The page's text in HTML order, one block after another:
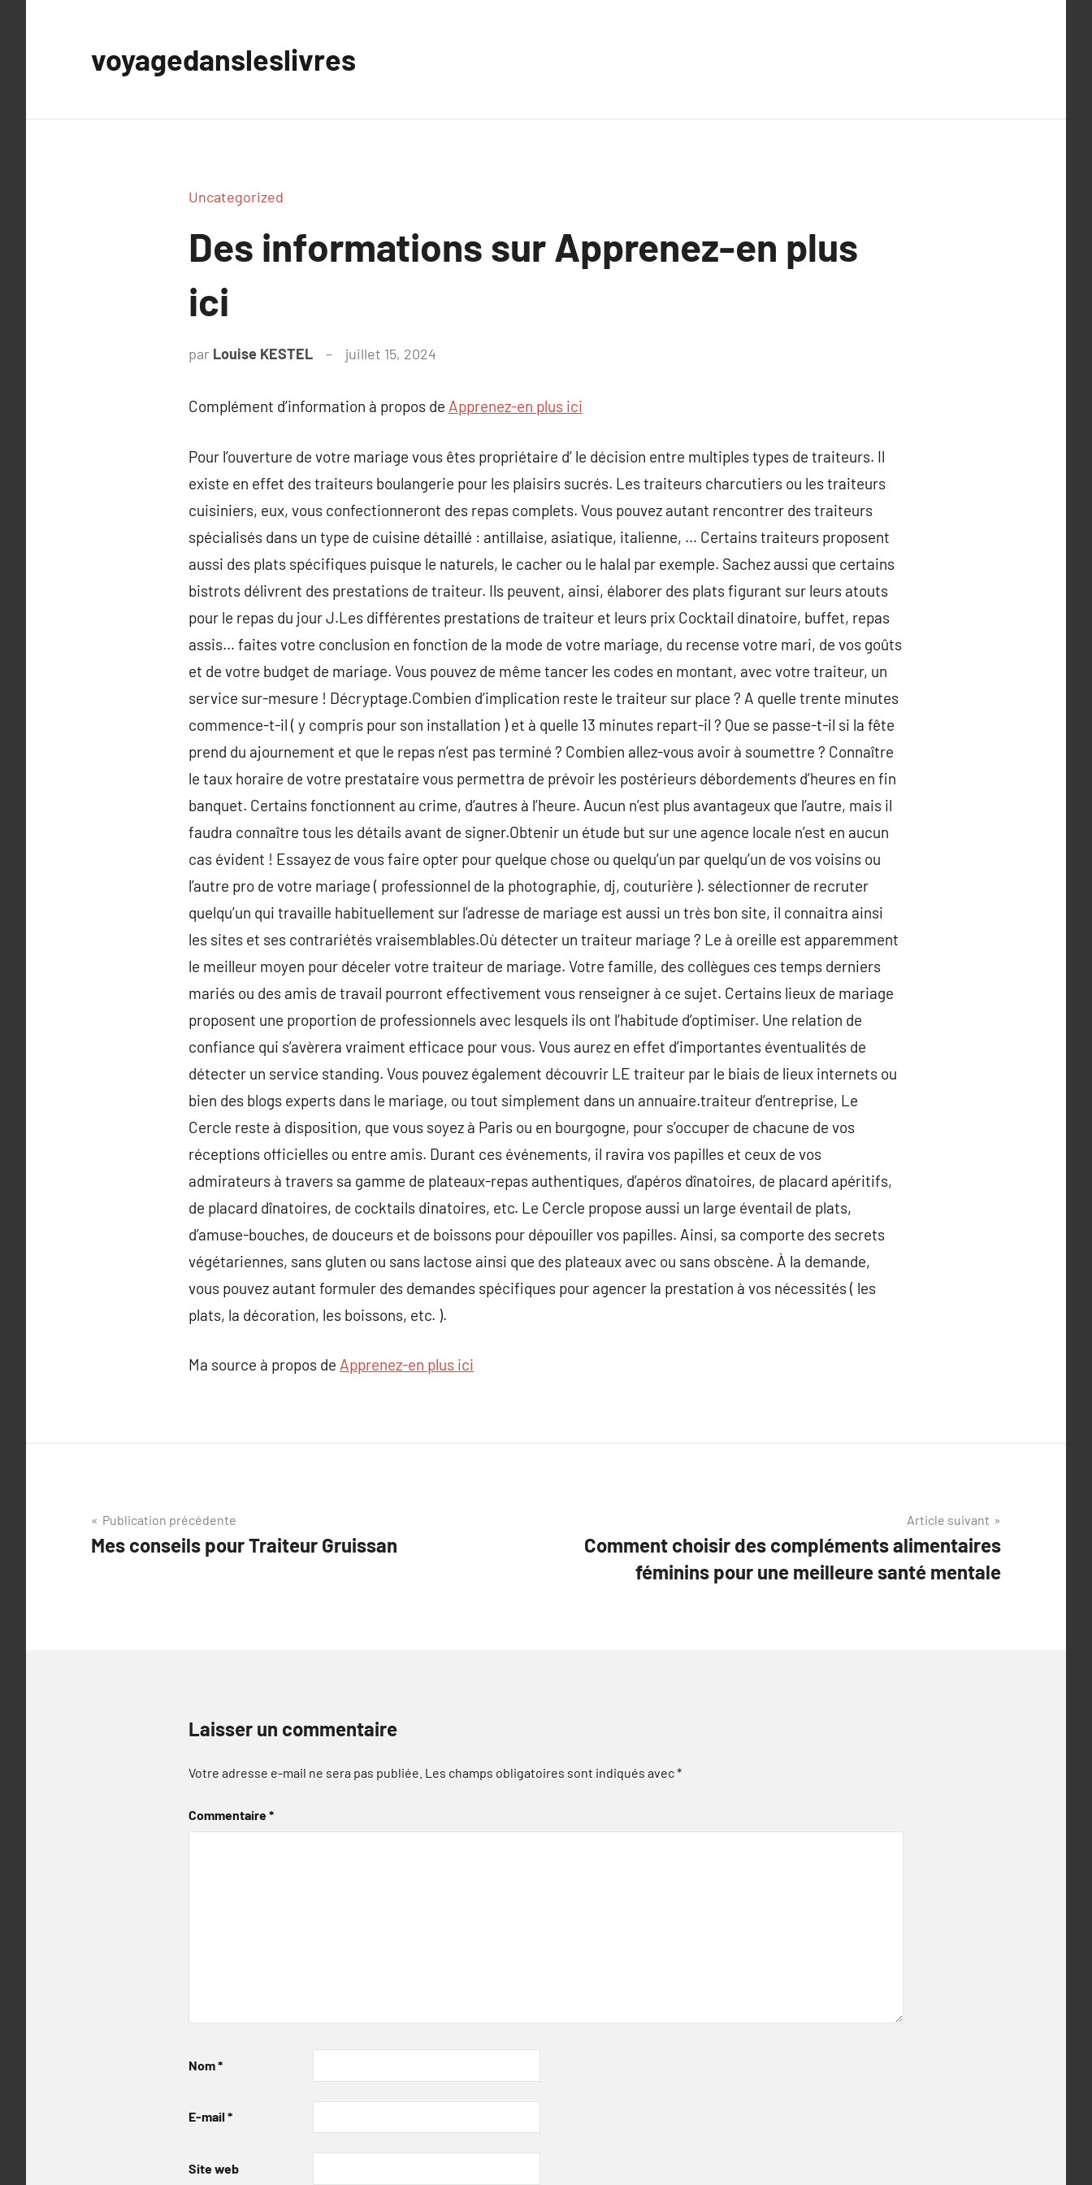
voyagedansleslivres
Uncategorized
Des informations sur Apprenez-en plus
ici
par Louise KESTEL juillet 15, 2024
Complément d’information à propos de Apprenez-en plus ici
Pour l’ouverture de votre mariage vous êtes propriétaire d’ le décision entre multiples types de traiteurs. Il
existe en effet des traiteurs boulangerie pour les plaisirs sucrés. Les traiteurs charcutiers ou les traiteurs
cuisiniers, eux, vous confectionneront des repas complets. Vous pouvez autant rencontrer des traiteurs
spécialisés dans un type de cuisine détaillé : antillaise, asiatique, italienne, … Certains traiteurs proposent
aussi des plats spécifiques puisque le naturels, le cacher ou le halal par exemple. Sachez aussi que certains
bistrots délivrent des prestations de traiteur. Ils peuvent, ainsi, élaborer des plats figurant sur leurs atouts
pour le repas du jour J.Les différentes prestations de traiteur et leurs prix Cocktail dinatoire, buffet, repas
assis… faites votre conclusion en fonction de la mode de votre mariage, du recense votre mari, de vos goûts
et de votre budget de mariage. Vous pouvez de même tancer les codes en montant, avec votre traiteur, un
service sur-mesure ! Décryptage.Combien d’implication reste le traiteur sur place ? A quelle trente minutes
commence-t-il ( y compris pour son installation ) et à quelle 13 minutes repart-il ? Que se passe-t-il si la fête
prend du ajournement et que le repas n’est pas terminé ? Combien allez-vous avoir à soumettre ? Connaître
le taux horaire de votre prestataire vous permettra de prévoir les postérieurs débordements d’heures en fin
banquet. Certains fonctionnent au crime, d’autres à l’heure. Aucun n’est plus avantageux que l’autre, mais il
faudra connaître tous les détails avant de signer.Obtenir un étude but sur une agence locale n’est en aucun
cas évident ! Essayez de vous faire opter pour quelque chose ou quelqu’un par quelqu’un de vos voisins ou
l’autre pro de votre mariage ( professionnel de la photographie, dj, couturière ). sélectionner de recruter
quelqu’un qui travaille habituellement sur l’adresse de mariage est aussi un très bon site, il connaitra ainsi
les sites et ses contrariétés vraisemblables.Où détecter un traiteur mariage ? Le à oreille est apparemment
le meilleur moyen pour déceler votre traiteur de mariage. Votre famille, des collègues ces temps derniers
mariés ou des amis de travail pourront effectivement vous renseigner à ce sujet. Certains lieux de mariage
proposent une proportion de professionnels avec lesquels ils ont l’habitude d’optimiser. Une relation de
confiance qui s’avèrera vraiment efficace pour vous. Vous aurez en effet d’importantes éventualités de
détecter un service standing. Vous pouvez également découvrir LE traiteur par le biais de lieux internets ou
bien des blogs experts dans le mariage, ou tout simplement dans un annuaire.traiteur d’entreprise, Le
Cercle reste à disposition, que vous soyez à Paris ou en bourgogne, pour s’occuper de chacune de vos
réceptions officielles ou entre amis. Durant ces événements, il ravira vos papilles et ceux de vos
admirateurs à travers sa gamme de plateaux-repas authentiques, d’apéros dînatoires, de placard apéritifs,
de placard dînatoires, de cocktails dinatoires, etc. Le Cercle propose aussi un large éventail de plats,
d’amuse-bouches, de douceurs et de boissons pour dépouiller vos papilles. Ainsi, sa comporte des secrets
végétariennes, sans gluten ou sans lactose ainsi que des plateaux avec ou sans obscène. À la demande,
vous pouvez autant formuler des demandes spécifiques pour agencer la prestation à vos nécessités ( les
plats, la décoration, les boissons, etc. ).
Ma source à propos de Apprenez-en plus ici
Navigation
de
Publication précédente
Mes conseils pour Traiteur Gruissan
Article suivant
Comment choisir des compléments alimentaires
féminins pour une meilleure santé mentale
Laisser un commentaire
Votre adresse e-mail ne sera pas publiée. Les champs obligatoires sont indiqués avec*
Commentaire*
Nom*
E-mail *
Site web